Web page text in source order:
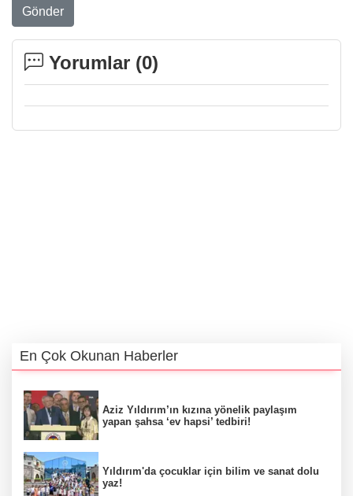
Gönder
Yorumlar (0)
En Çok Okunan Haberler
Aziz Yıldırım’ın kızına yönelik paylaşım
yapan şahsa ‘ev hapsi’ tedbiri!
Yıldırım'da çocuklar için bilim ve sanat dolu
yaz!